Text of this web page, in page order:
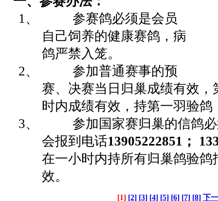
1、 参赛鸽必须是会员
自己饲养的健康赛鸽，病
鸽严禁入笼。
2、 参加普通赛事的预
赛、决赛当日归巢成绩有效
时内成绩有效，持第一羽验鸽
3、 参加国家赛归巢的信鸽必
会报到电话13905222851 ；
在一小时内持所有归巢鸽验鸽
效。
[1] [2] [3] [4] [5] [6] [7] [8] 下